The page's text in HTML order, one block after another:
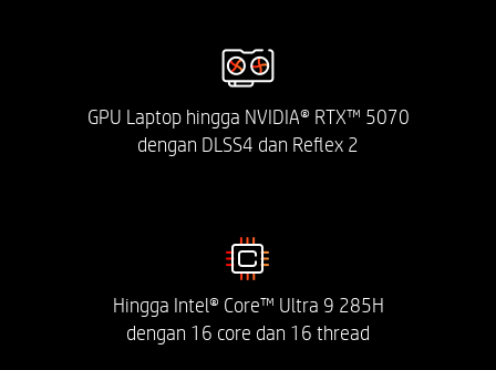
Microsoft OS/Chrome OS. Sebelum dukungan
untuk OS Microsoft/OS Chrome tersedia,
Bluetooth® 5.4 akan berfungsi sebagai
Bluetooth® 5.3 atau lebih rendah.
GPU Laptop hingga NVIDIA® RTX™ 5070
dengan DLSS4 dan Reflex 2
Hingga Intel® Core™ Ultra 9 285H
dengan 16 core dan 16 thread